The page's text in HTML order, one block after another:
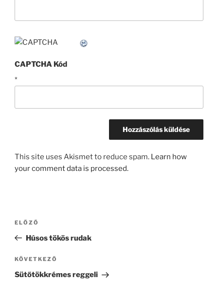
CAPTCHA Kód
*
This site uses Akismet to reduce spam. Learn how
your comment data is processed.
Bejegyzés
Korábbi
bejegyzés
ELŐZŐ
Húsos tökös rudak
Következő
bejegyzés
KÖVETKEZŐ
Sütőtökkrémes reggeli